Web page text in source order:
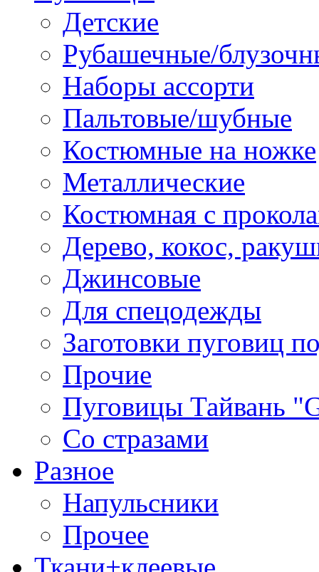
Детские
Рубашечные/
Наборы ассорти
Пальтовые/шубные
Костюмные на ножке
Металлические
Костюмная с
Дерево, кокос,
Джинсовые
Для спецодежды
Заготовки пуговиц
Прочие
Пуговицы Тайвань
Со стразами
Разное
Напульсники
Прочее